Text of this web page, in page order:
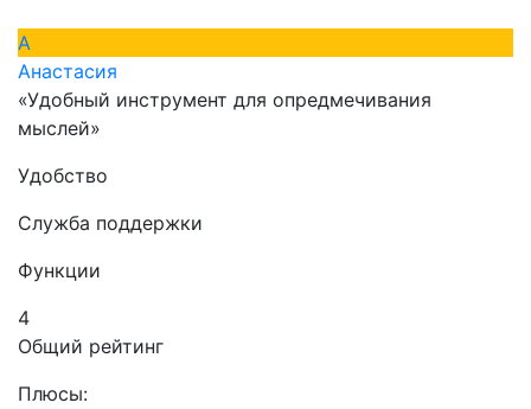
А
Анастасия
«Удобный инструмент для опредмечивания
мыслей»
Удобство
Служба поддержки
Функции
4
Общий рейтинг
Плюсы: